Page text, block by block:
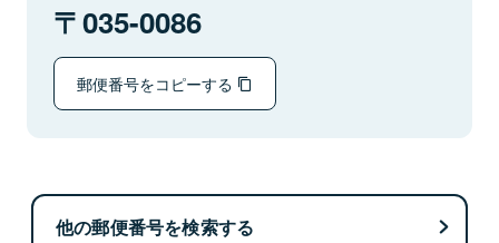
035-0086
郵便番号をコピーする
他の郵便番号を検索する